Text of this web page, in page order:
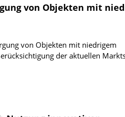
von Objekten mit
von Objekten mit niedrigem
der aktuellen